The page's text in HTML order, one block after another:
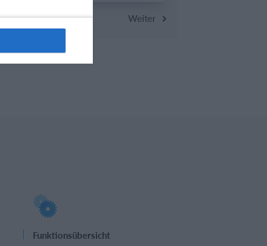
Weiter
Funktionsübersicht